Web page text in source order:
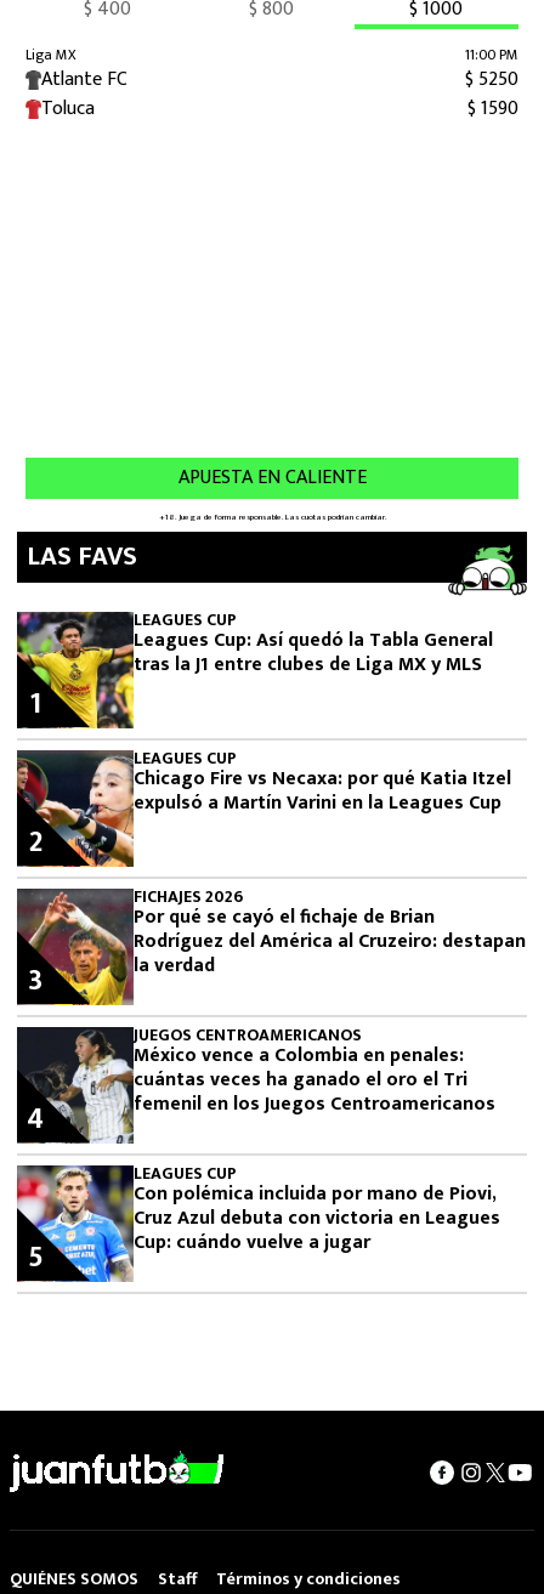
LAS FAVS
LEAGUES CUP
Leagues Cup: Así quedó la Tabla General
tras la J1 entre clubes de Liga MX y MLS
1
LEAGUES CUP
Chicago Fire vs Necaxa: por qué Katia Itzel
expulsó a Martín Varini en la Leagues Cup
2
FICHAJES 2026
Por qué se cayó el fichaje de Brian
Rodríguez del América al Cruzeiro: destapan
la verdad
3
JUEGOS CENTROAMERICANOS
México vence a Colombia en penales:
cuántas veces ha ganado el oro el Tri
femenil en los Juegos Centroamericanos
4
LEAGUES CUP
Con polémica incluida por mano de Piovi,
Cruz Azul debuta con victoria en Leagues
Cup: cuándo vuelve a jugar
5
QUIÉNES SOMOS Staff Términos y condiciones